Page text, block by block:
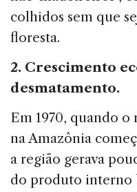
colhidos sem que
floresta.
2. Crescimento
desmatamento.
Em 1970, quando
na Ama­zônia
a região gerava
do produto interno